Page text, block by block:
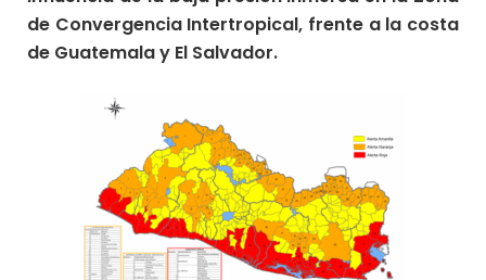
de Convergencia Intertropical, frente a la costa
de Guatemala y El Salvador.